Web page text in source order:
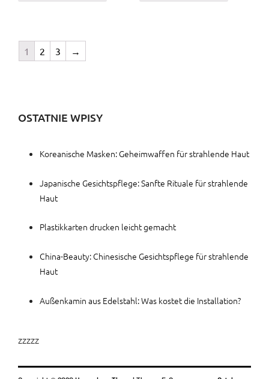
1 2 3 →
OSTATNIE WPISY
Koreanische Masken: Geheimwaffen für strahlende Haut
Japanische Gesichtspflege: Sanfte Rituale für strahlende
Haut
Plastikkarten drucken leicht gemacht
China-Beauty: Chinesische Gesichtspflege für strahlende
Haut
Außenkamin aus Edelstahl: Was kostet die Installation?
zzzzz